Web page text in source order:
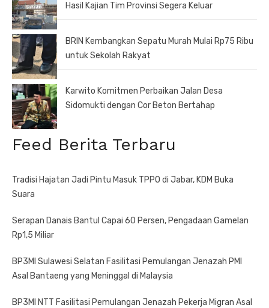
Hasil Kajian Tim Provinsi Segera Keluar
BRIN Kembangkan Sepatu Murah Mulai Rp75 Ribu
untuk Sekolah Rakyat
Karwito Komitmen Perbaikan Jalan Desa
Sidomukti dengan Cor Beton Bertahap
Feed Berita Terbaru
Tradisi Hajatan Jadi Pintu Masuk TPPO di Jabar, KDM Buka
Suara
Serapan Danais Bantul Capai 60 Persen, Pengadaan Gamelan
Rp1,5 Miliar
BP3MI Sulawesi Selatan Fasilitasi Pemulangan Jenazah PMI
Asal Bantaeng yang Meninggal di Malaysia
BP3MI NTT Fasilitasi Pemulangan Jenazah Pekerja Migran Asal